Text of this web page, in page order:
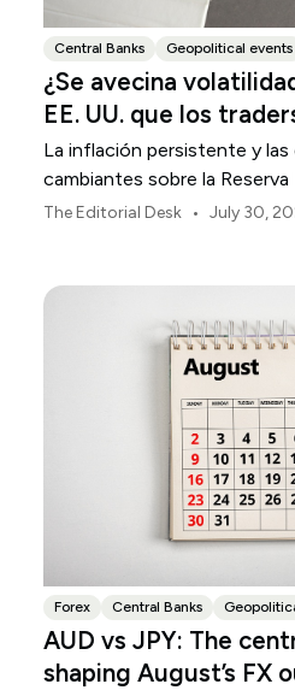
Central Banks Geopolitical events
¿Se avecina
EE. UU. que los
La inflación persistente y
cambiantes sobre la
la volatilidad del mercado
The Editorial Desk • July 30,
Forex Central Banks
AUD vs JPY: The
shaping August’s FX